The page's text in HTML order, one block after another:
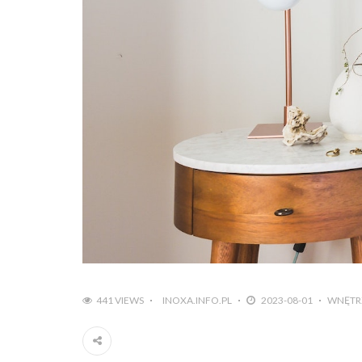
441 VIEWS INOXA.INFO.PL 2023-08-01